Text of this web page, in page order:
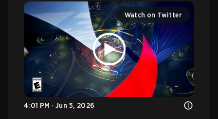
Watch on Twitter
4:01 PM · Jun 5, 2026